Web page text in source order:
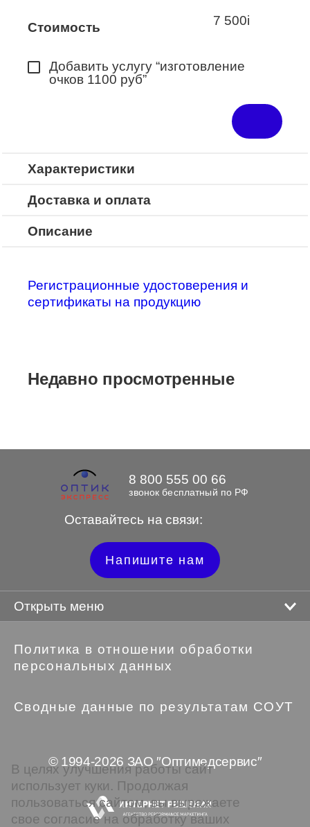
Стоимость 7 500i
Добавить услугу “изготовление
очков 1100 руб”
Характеристики
Доставка и оплата
Описание
Регистрационные удостоверения и
сертификаты на продукцию
Недавно просмотренные
Оставайтесь на связи:
8 800 555 00 66
звонок бесплатный по РФ
Напишите нам
Открыть меню
Политика в отношении обработки
персональных данных
Сводные данные по результатам СОУТ
© 1994-2026 ЗАО ″Оптимедсервис″
В целях улучшения работы сайт
использует куки. Продолжая
пользоваться сайтом, вы выражаете
свое согласие на обработку ваших